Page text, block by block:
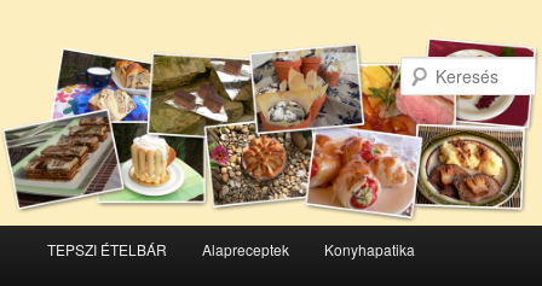
Tovább
Tovább
TEPSZI ÉTELBÁR Alapreceptek Konyhapatika